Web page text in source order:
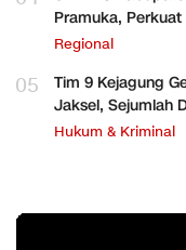
Pramuka,
Regional
05
Tim 9 Kejagung
Jaksel, Sejumlah
Hukum & Kriminal